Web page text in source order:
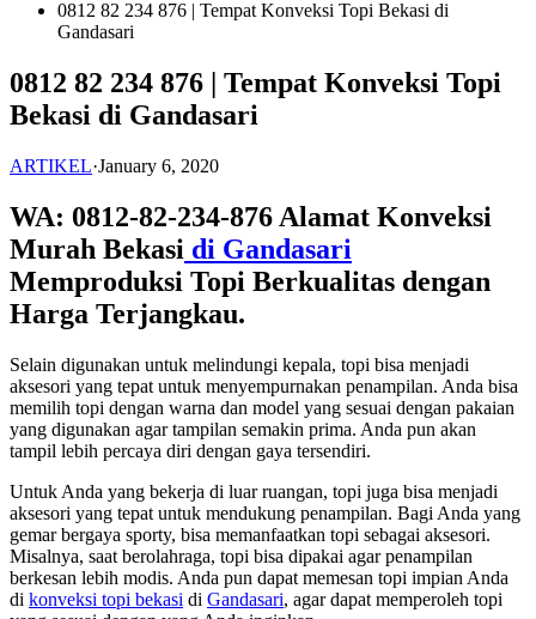
0812 82 234 876 | Tempat Konveksi Topi Bekasi di
Gandasari
0812 82 234 876 | Tempat Konveksi Topi
Bekasi di Gandasari
ARTIKEL·January 6, 2020
WA: 0812-82-234-876 Alamat Konveksi
Murah Bekasi di Gandasari
Memproduksi Topi Berkualitas dengan
Harga Terjangkau.
Selain digunakan untuk melindungi kepala, topi bisa menjadi
aksesori yang tepat untuk menyempurnakan penampilan. Anda bisa
memilih topi dengan warna dan model yang sesuai dengan pakaian
yang digunakan agar tampilan semakin prima. Anda pun akan
tampil lebih percaya diri dengan gaya tersendiri.
Untuk Anda yang bekerja di luar ruangan, topi juga bisa menjadi
aksesori yang tepat untuk mendukung penampilan. Bagi Anda yang
gemar bergaya sporty, bisa memanfaatkan topi sebagai aksesori.
Misalnya, saat berolahraga, topi bisa dipakai agar penampilan
berkesan lebih modis. Anda pun dapat memesan topi impian Anda
di konveksi topi bekasi di Gandasari, agar dapat memperoleh topi